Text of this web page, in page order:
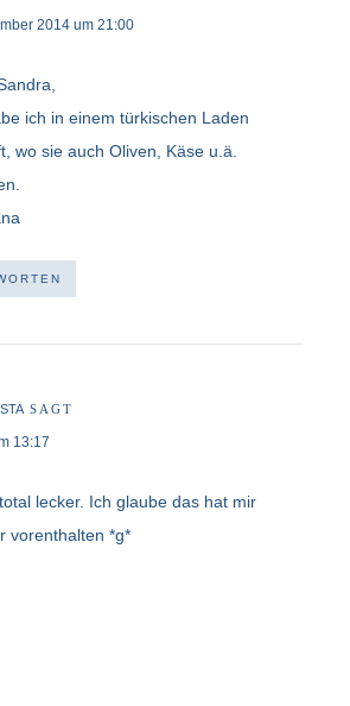
2014 um 21:00
ich in einem türkischen Laden
wo sie auch Oliven, Käse u.ä.
SAGT
13:17
lecker. Ich glaube das hat mir
vorenthalten *g*